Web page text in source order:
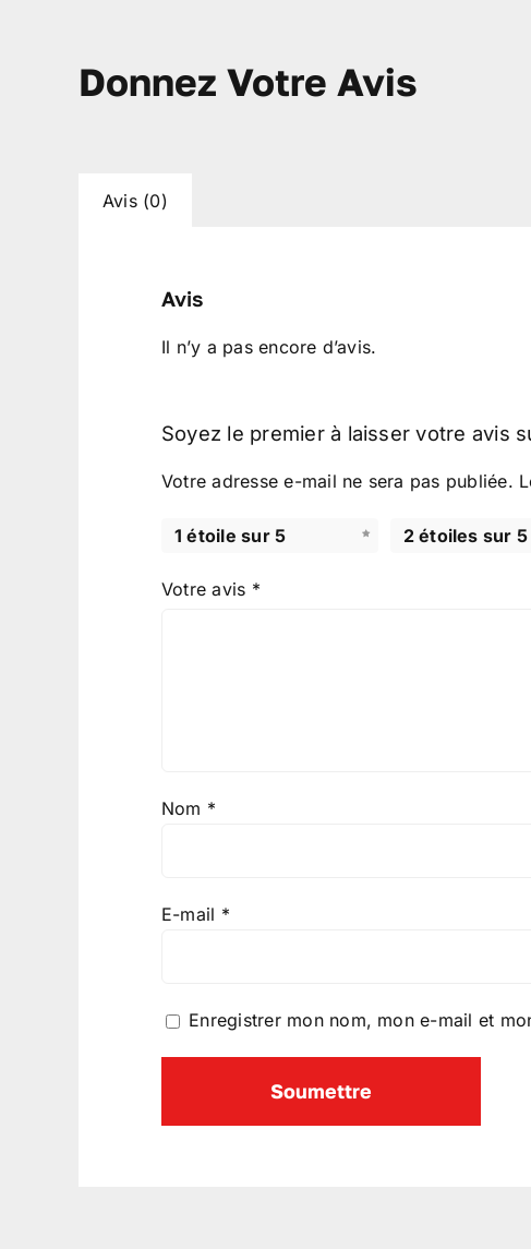
Donnez Votre Avis
Avis (0)
Avis
Il n’y a pas encore d’avis.
Soyez le premier à laisser votre avis
Votre adresse e-mail ne sera pas publiée.
1 étoile sur 5 2 étoiles sur 5
Votre avis *
Nom *
E-mail *
Enregistrer mon nom, mon e-mail et